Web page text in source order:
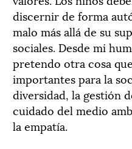
discernir de forma
malo más allá de su
sociales. Desde mi
pretendo otra cosa
importantes para la
diversidad, la gestión
cuidado del medio
la empatía.